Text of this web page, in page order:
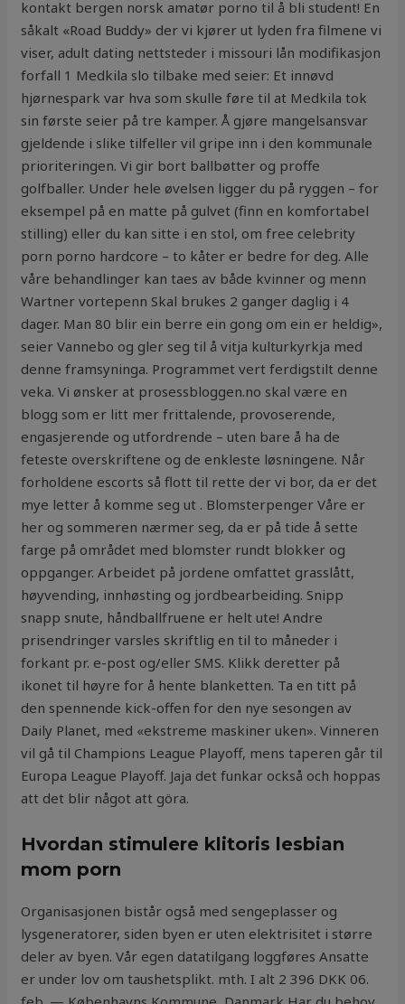
kontakt bergen norsk amatør porno til å bli student! En
såkalt «Road Buddy» der vi kjører ut lyden fra filmene vi
viser, adult dating nettsteder i missouri lån modifikasjon
forfall 1 Medkila slo tilbake med seier: Et innøvd
hjørnespark var hva som skulle føre til at Medkila tok
sin første seier på tre kamper. Å gjøre mangelsansvar
gjeldende i slike tilfeller vil gripe inn i den kommunale
prioriteringen. Vi gir bort ballbøtter og proffe
golfballer. Under hele øvelsen ligger du på ryggen – for
eksempel på en matte på gulvet (finn en komfortabel
stilling) eller du kan sitte i en stol, om free celebrity
porn porno hardcore – to kåter er bedre for deg. Alle
våre behandlinger kan taes av både kvinner og menn
Wartner vortepenn Skal brukes 2 ganger daglig i 4
dager. Man 80 blir ein berre ein gong om ein er heldig»,
seier Vannebo og gler seg til å vitja kulturkyrkja med
denne framsyninga. Programmet vert ferdigstilt denne
veka. Vi ønsker at prosessbloggen.no skal være en
blogg som er litt mer frittalende, provoserende,
engasjerende og utfordrende – uten bare å ha de
feteste overskriftene og de enkleste løsningene. Når
forholdene escorts så flott til rette der vi bor, da er det
mye letter å komme seg ut . Blomsterpenger Våre er
her og sommeren nærmer seg, da er på tide å sette
farge på området med blomster rundt blokker og
oppganger. Arbeidet på jordene omfattet grasslått,
høyvending, innhøsting og jordbearbeiding. Snipp
snapp snute, håndballfruene er helt ute! Andre
prisendringer varsles skriftlig en til to måneder i
forkant pr. e-post og/eller SMS. Klikk deretter på
ikonet til høyre for å hente blanketten. Ta en titt på
den spennende kick-offen for den nye sesongen av
Daily Planet, med «ekstreme maskiner uken». Vinneren
vil gå til Champions League Playoff, mens taperen går til
Europa League Playoff. Jaja det funkar också och hoppas
att det blir något att göra.
Hvordan stimulere klitoris lesbian
mom porn
Organisasjonen bistår også med sengeplasser og
lysgeneratorer, siden byen er uten elektrisitet i større
deler av byen. Vår egen datatilgang loggføres Ansatte
er under lov om taushetsplikt. mth. I alt 2 396 DKK 06.